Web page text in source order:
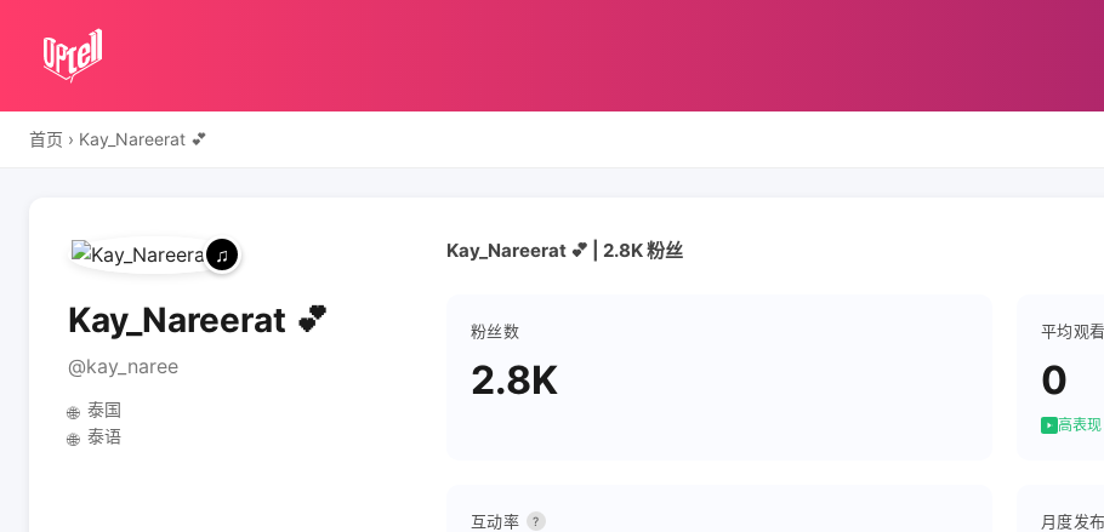
首页 › Kay_Nareerat 💕
Kay_Nareerat 💕
@kay_naree
🌐 泰国
🌐 泰语
Kay_Nareerat 💕 | 2.8K 粉丝
粉丝数
2.8K
平均观
0
高表现
互动率 ? 月度发布